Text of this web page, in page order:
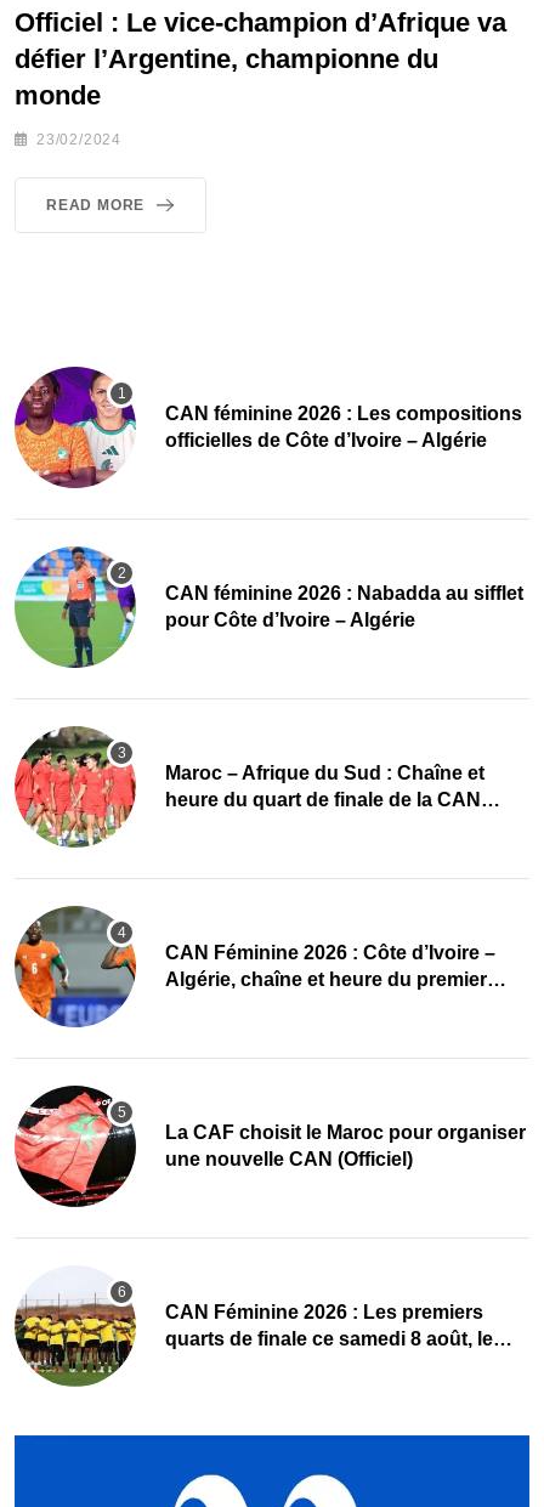
Officiel : Le vice-champion d’Afrique va
défier l’Argentine, championne du
monde
23/02/2024
READ MORE
‎CAN féminine 2026 : Les compositions
officielles de Côte d’Ivoire – Algérie
‎CAN féminine 2026 : Nabadda au sifflet
pour Côte d’Ivoire – Algérie
Maroc – Afrique du Sud : Chaîne et
heure du quart de finale de la CAN
CAN Féminine 2026 : Côte d’Ivoire –
Algérie, chaîne et heure du premier
La CAF choisit le Maroc pour organiser
une nouvelle CAN (Officiel)
CAN Féminine 2026 : Les premiers
quarts de finale ce samedi 8 août, le